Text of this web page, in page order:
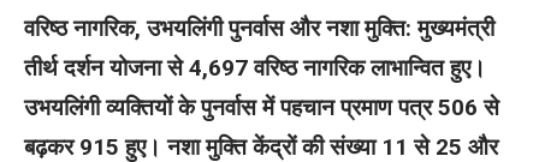
वरिष्ठ नागरिक, उभयलिंगी पुनर्वास और नशा मुक्ति: मुख्यमंत्री
तीर्थ दर्शन योजना से 4,697 वरिष्ठ नागरिक लाभान्वित हुए।
उभयलिंगी व्यक्तियों के पुनर्वास में पहचान प्रमाण पत्र 506 से
बढ़कर 915 हुए। नशा मुक्ति केंद्रों की संख्या 11 से 25 और